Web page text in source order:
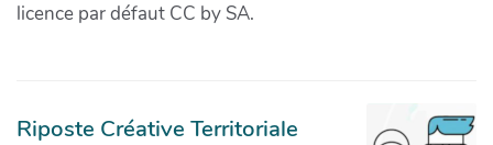
licence par défaut CC by SA.
Riposte Créative Territoriale